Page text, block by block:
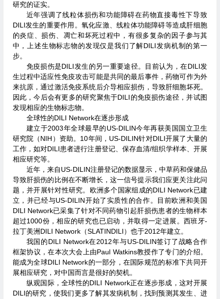
研究的证实。
近年强调了线粒体损伤和功能障碍在药物直接毒性下导致
DILI发生的重要作用。氧化应激、线粒体功能障碍等造成肝细胞
的炎症、损伤、凋亡和坏死过程中，有很多复杂的因子参与其
中，上述生物标志物的发现仅是我们了解DILI发病机制的第一
步。
免疫损伤是DILI发生的另一重要途径。目前认为，在DILI发
生过程中适应性免疫攻击可能是共同的最后事件，药物可作为外
来抗原，通过激活免疫系统后介导相应损伤，导致肝细胞坏死。
因此，今后会有更多的研究聚焦于DILI的免疫损伤途径，并试图
发现相应的生物标志物。
全球性的DILI Network在逐步形成
建立于2003年全球最早的US-DILIN今年再获美国国立卫生
研究院（NIH）资助。10年间，US-DILIN针对DILI开展了大量的
工作，如对DILI患者进行注册登记、保存血清/组织学样本、开展
相应研究等。
近年，来自US-DILIN注册登记的数据显示，中草药和保健品
导致肝损伤的比例在不断增长，这一信号提示我们应更关注此问
题，并开展针对性研究。欧洲多个国家组成的DILI Network已建
立，并已经与US-DILIN开始了实质性的合作。目前欧洲和美国
DILI Network已采集了针对不同药物引起肝损伤患者的生物样本
超过1000份，相应的研究也已启动，并取得一定进展。西班牙-
拉丁美洲DILI Network（SLATINDILI）也于2012年建立。
我国的DILI Network在2012年与US-DILIN签订了战略合作
框架协议，在本次大会上由Paul Watkins教授作了专门的介绍。
能成为全球DILI Network的一部分，在国际规范的标准下共同开
展相应研究，对中国而言是很好的契机。
纵观国际，全球性的DILI Network正在逐步形成，这对开展
DILI的研究，使我们更多了解其发病机制，找到预测其发生、进